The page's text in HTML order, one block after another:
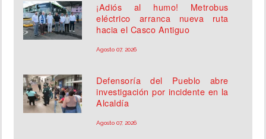
¡Adiós al humo! Metrobus
eléctrico arranca nueva ruta
hacia el Casco Antiguo
Agosto 07, 2026
Defensoría del Pueblo abre
investigación por incidente en la
Alcaldía
Agosto 07, 2026